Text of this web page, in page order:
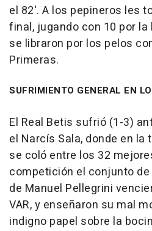
el 82'. A los pepineros les
final, jugando con 10 por la
se libraron por los pelos
Primeras.
SUFRIMIENTO GENERAL EN
El Real Betis sufrió (1-3)
el Narcís Sala, donde en la
se coló entre los 32
competición el conjunto de
de Manuel Pellegrini
VAR, y enseñaron su mal
indigno papel sobre la